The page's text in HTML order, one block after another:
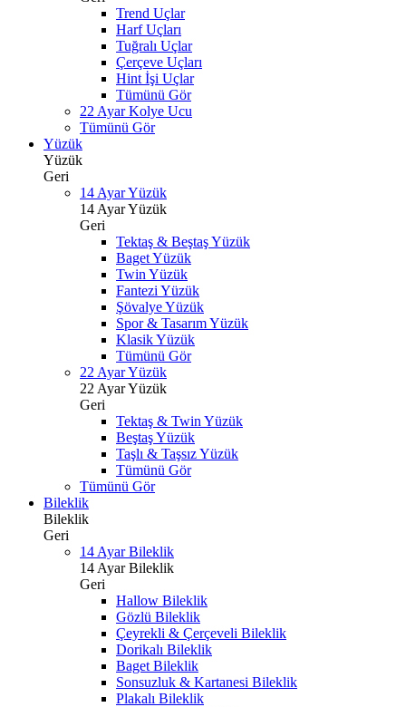
Trend Uçlar
Harf Uçları
Tuğralı Uçlar
Çerçeve Uçları
Hint İşi Uçlar
Tümünü Gör
22 Ayar Kolye Ucu
Tümünü Gör
Yüzük
Yüzük
Geri
14 Ayar Yüzük
14 Ayar Yüzük
Geri
Tektaş & Beştaş Yüzük
Baget Yüzük
Twin Yüzük
Fantezi Yüzük
Şövalye Yüzük
Spor & Tasarım Yüzük
Klasik Yüzük
Tümünü Gör
22 Ayar Yüzük
22 Ayar Yüzük
Geri
Tektaş & Twin Yüzük
Beştaş Yüzük
Taşlı & Taşsız Yüzük
Tümünü Gör
Tümünü Gör
Bileklik
Bileklik
Geri
14 Ayar Bileklik
14 Ayar Bileklik
Geri
Hallow Bileklik
Gözlü Bileklik
Çeyrekli & Çerçeveli Bileklik
Dorikalı Bileklik
Baget Bileklik
Sonsuzluk & Kartanesi Bileklik
Plakalı Bileklik